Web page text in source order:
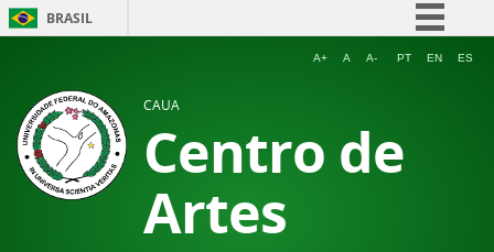
BRASIL
Simplifique!
Acesso à informação
A+ A A- PT EN ES
CAUA
Centro de
Artes